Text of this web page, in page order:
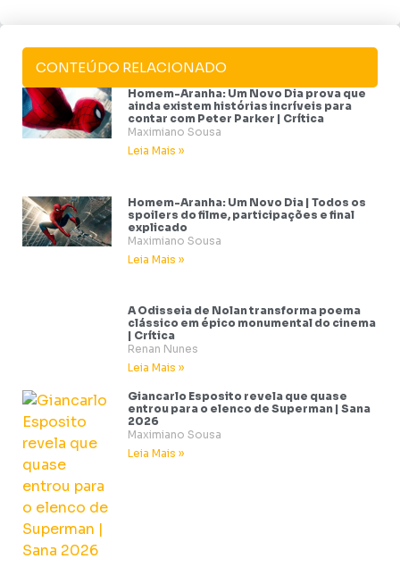
CONTEÚDO RELACIONADO
Homem-Aranha: Um Novo Dia prova que
ainda existem histórias incríveis para
contar com Peter Parker | Crítica
Maximiano Sousa
Leia Mais »
Homem-Aranha: Um Novo Dia | Todos os
spoilers do filme, participações e final
explicado
Maximiano Sousa
Leia Mais »
A Odisseia de Nolan transforma poema
clássico em épico monumental do cinema
| Crítica
Renan Nunes
Leia Mais »
Giancarlo Esposito revela que quase
entrou para o elenco de Superman | Sana
2026
Maximiano Sousa
Leia Mais »